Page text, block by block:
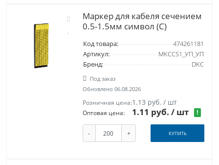
Маркер для кабеля сечением
0.5-1.5мм символ (C)
Код товара:
474261181
Артикул:
MKCCS1_УП_УП
Бренд:
DKC
Под заказ
Обновлено 06.08.2026
Розничная цена:1.13 руб. / шт
Оптовая цена: 1.11 руб./ шт !
- + КУПИТЬ